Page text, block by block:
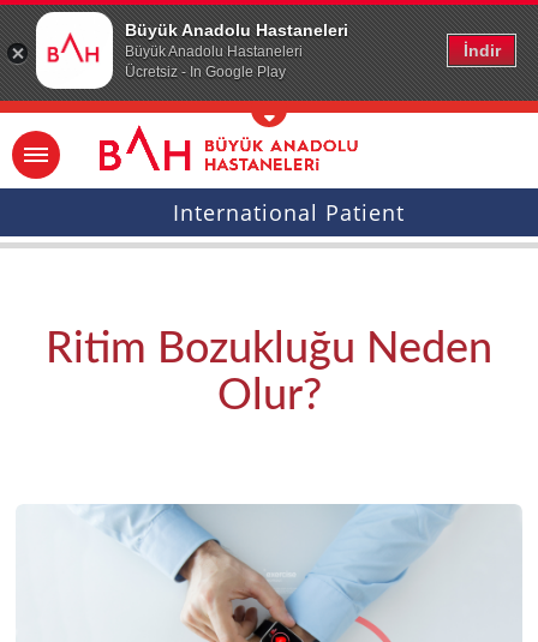
Büyük Anadolu Hastaneleri
Büyük Anadolu Hastaneleri
Ücretsiz - In Google Play
İndir
Ana icerige atla
International Patient
Ritim Bozukluğu Neden
Olur?